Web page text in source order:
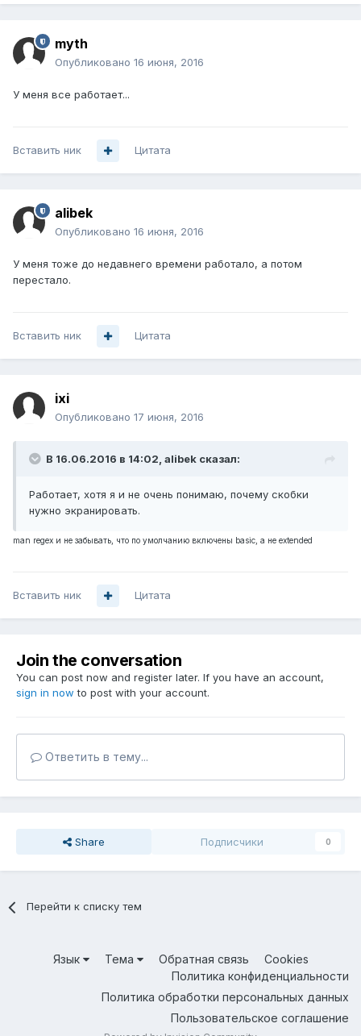
myth
Опубликовано 16 июня, 2016
У меня все работает...
Вставить ник Цитата
alibek
Опубликовано 16 июня, 2016
У меня тоже до недавнего времени работало, а потом
перестало.
Вставить ник Цитата
ixi
Опубликовано 17 июня, 2016
В 16.06.2016 в 14:02, alibek сказал:
Работает, хотя я и не очень понимаю, почему скобки
нужно экранировать.
man regex и не забывать, что по умолчанию включены basic, а не extended
Вставить ник Цитата
Join the conversation
You can post now and register later. If you have an account,
sign in now to post with your account.
Ответить в тему...
Share Подписчики 0
Перейти к списку тем
Язык Тема Обратная связь
Cookies
Политика конфиденциальности
Политика обработки персональных данных
Пользовательское соглашение